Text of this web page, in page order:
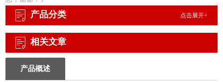
产品分类 点击展开+
相关文章
产品概述